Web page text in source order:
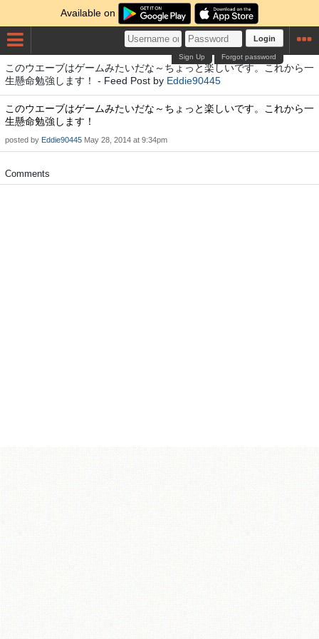
Available on
Login
Forgot password
Sign Up
このウエーブはゲームみたいだな～ちょっと楽しいです。これから一
生懸命勉強します！ - Feed Post by Eddie90445
このウエーブはゲームみたいだな～ちょっと楽しいです。これから一
生懸命勉強します！
posted by Eddie90445 May 28, 2014 at 9:34pm
Comments